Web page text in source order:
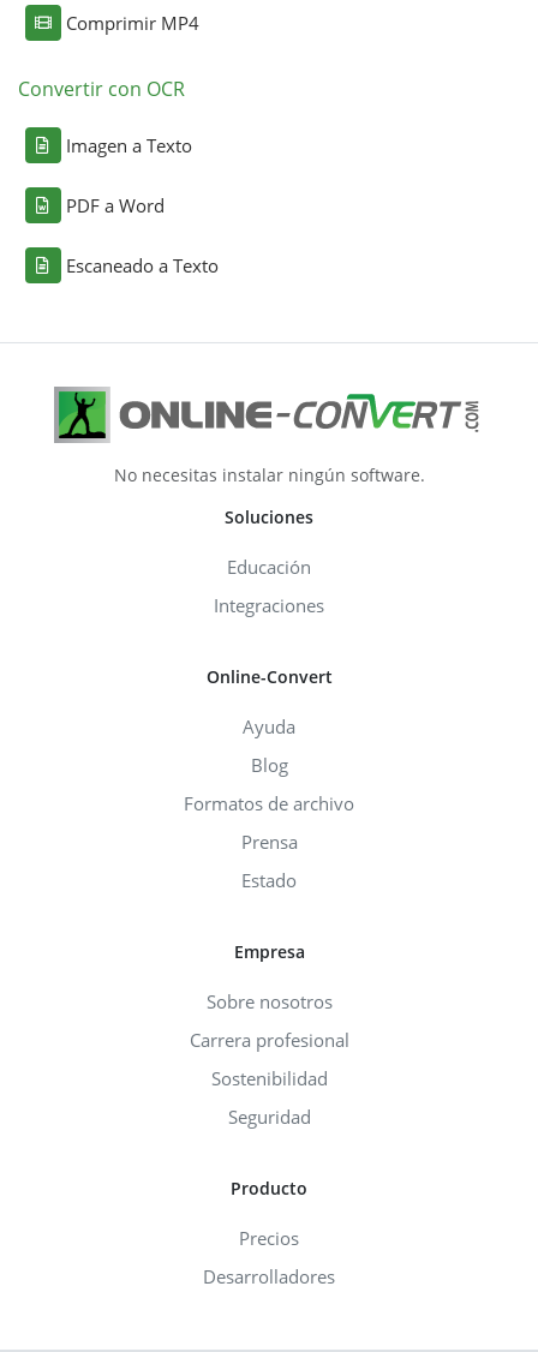
Comprimir MP4
Convertir con OCR
Imagen a Texto
PDF a Word
Escaneado a Texto
No necesitas instalar ningún software.
Soluciones
Educación
Integraciones
Online-Convert
Ayuda
Blog
Formatos de archivo
Prensa
Estado
Empresa
Sobre nosotros
Carrera profesional
Sostenibilidad
Seguridad
Producto
Precios
Desarrolladores